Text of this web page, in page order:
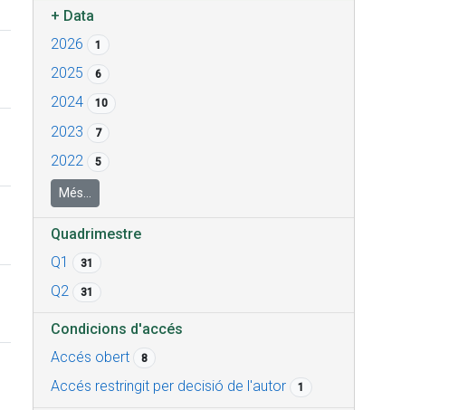
+ Data
2026
1
2025 6
2024 10
2023 7
2022 5
Més...
Quadrimestre
Q1
31
Q2 31
Condicions d'accés
Accés obert
8
Accés restringit per decisió de l'autor 1